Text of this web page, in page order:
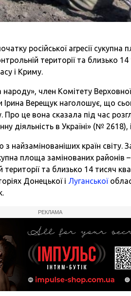
російської агресії
території та близько
і Криму.
народу», член Комітету
Ірина Верещук наголошує, що
Про це вона сказала під час
діяльність в Україні» (№
з найзамінованіших країн світу.
площа замінованих
території та близько 14 тисяч
Донецької іЛуганської
РЕКЛАМА